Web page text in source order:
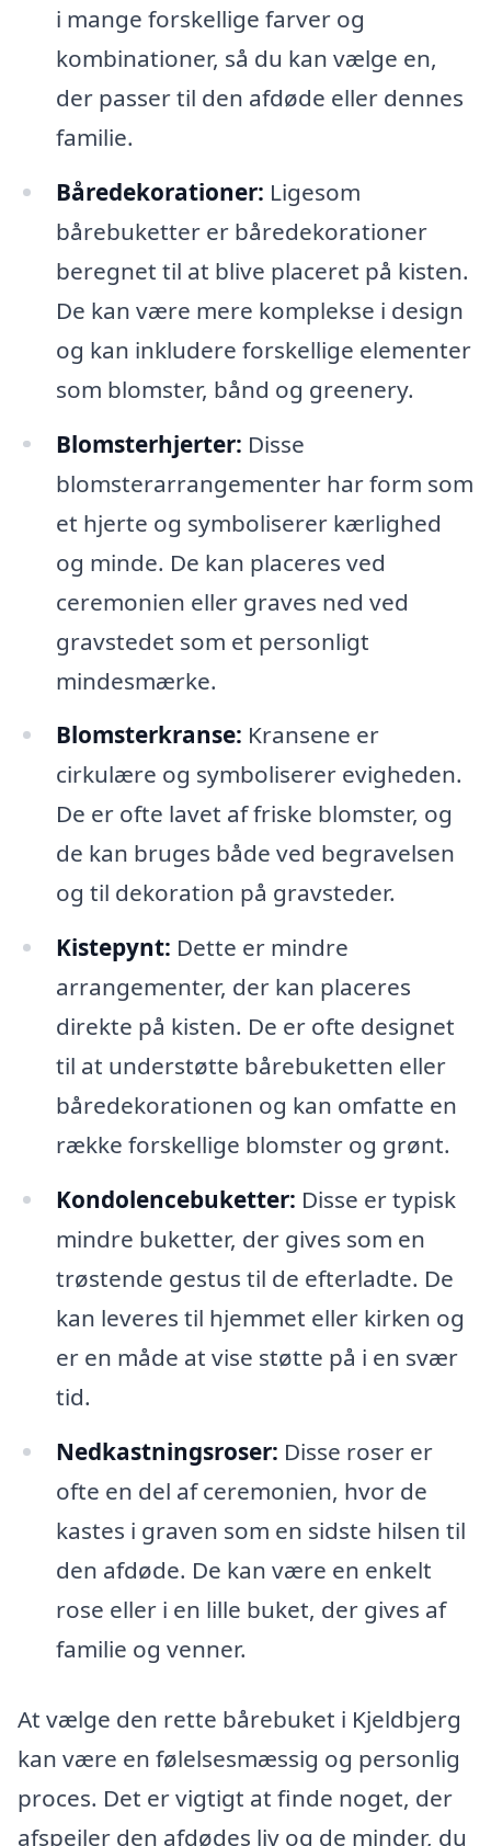
i mange forskellige farver og
kombinationer, så du kan vælge en,
der passer til den afdøde eller dennes
familie.
Båredekorationer: Ligesom
bårebuketter er båredekorationer
beregnet til at blive placeret på kisten.
De kan være mere komplekse i design
og kan inkludere forskellige elementer
som blomster, bånd og greenery.
Blomsterhjerter: Disse
blomsterarrangementer har form som
et hjerte og symboliserer kærlighed
og minde. De kan placeres ved
ceremonien eller graves ned ved
gravstedet som et personligt
mindesmærke.
Blomsterkranse: Kransene er
cirkulære og symboliserer evigheden.
De er ofte lavet af friske blomster, og
de kan bruges både ved begravelsen
og til dekoration på gravsteder.
Kistepynt: Dette er mindre
arrangementer, der kan placeres
direkte på kisten. De er ofte designet
til at understøtte bårebuketten eller
båredekorationen og kan omfatte en
række forskellige blomster og grønt.
Kondolencebuketter: Disse er typisk
mindre buketter, der gives som en
trøstende gestus til de efterladte. De
kan leveres til hjemmet eller kirken og
er en måde at vise støtte på i en svær
tid.
Nedkastningsroser: Disse roser er
ofte en del af ceremonien, hvor de
kastes i graven som en sidste hilsen til
den afdøde. De kan være en enkelt
rose eller i en lille buket, der gives af
familie og venner.
At vælge den rette bårebuket i Kjeldbjerg
kan være en følelsesmæssig og personlig
proces. Det er vigtigt at finde noget, der
afspejler den afdødes liv og de minder, du